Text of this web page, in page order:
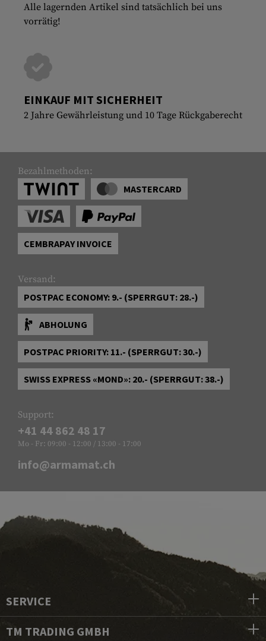
Alle lagernden Artikel sind tatsächlich bei uns
vorrätig!
EINKAUF MIT SICHERHEIT
2 Jahre Gewährleistung und 10 Tage Rückgaberecht
Bezahlmethoden:
MASTERCARD
CEMBRAPAY INVOICE
Versand:
POSTPAC ECONOMY: 9.- (SPERRGUT: 28.-)
ABHOLUNG
POSTPAC PRIORITY: 11.- (SPERRGUT: 30.-)
SWISS EXPRESS «MOND»: 20.- (SPERRGUT: 38.-)
Support:
+41 44 862 48 17
Mo - Fr: 09:00 - 12:00 / 13:00 - 17:00
info@armamat.ch
SERVICE
TM TRADING GMBH